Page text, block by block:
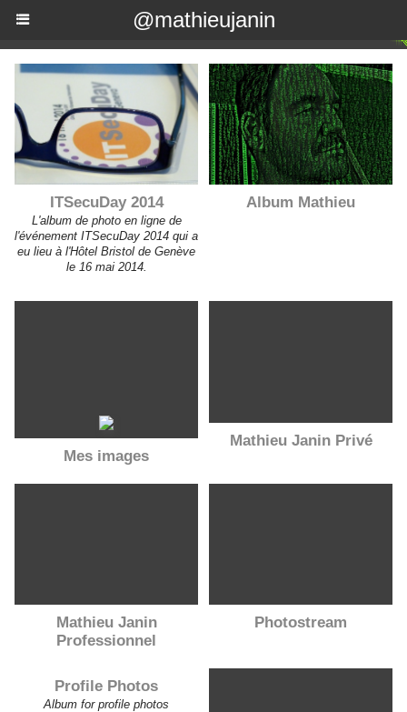
@mathieujanin
ITSecuDay 2014
L'album de photo en ligne de
l'événement ITSecuDay 2014 qui a
eu lieu à l'Hôtel Bristol de Genève
le 16 mai 2014.
Album Mathieu
Mes images
Mathieu Janin Privé
Mathieu Janin
Professionnel
Photostream
Profile Photos
Album for profile photos